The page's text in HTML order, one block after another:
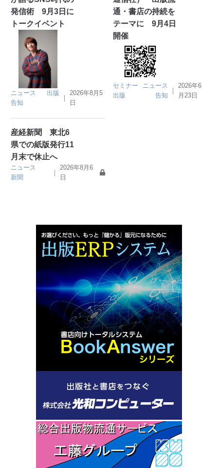
発信術 9月3日に
トークイベント
ニュース
出版
告知
｜
2026年8月5
日
通・書店の持続を
テーマに 9月4日
開催
セミナー
ニュース
出版
告知
｜
2026年6
月23日
産経新聞 東北6
県での紙版発行11
月末で休止へ
ニュース
新聞
｜
2026年8月6
日